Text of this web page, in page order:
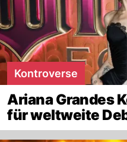
Kontroverse
Ariana Grandes
für weltweite